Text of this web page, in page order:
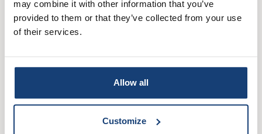
may combine it with other information that you’ve
provided to them or that they’ve collected from your use
of their services.
Allow all
Customize
40oesterzwammen (in reepjes)
Direct in je mandje bij: